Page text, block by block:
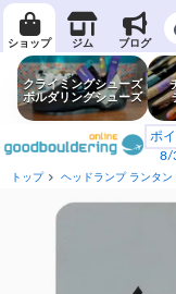
ショップ ジム ブログ
クライミングシューズ
ボルダリングシューズ
ポ
8/
トップ ヘッドランプ ランタン